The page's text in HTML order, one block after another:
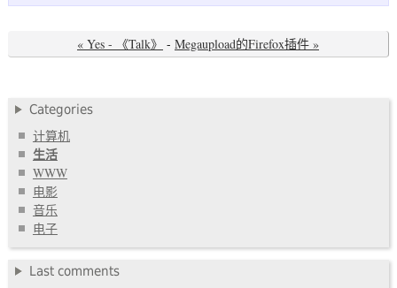
« Yes - 《Talk》 - Megaupload的Firefox插件 »
Categories
计算机
生活
WWW
电影
音乐
电子
Last comments